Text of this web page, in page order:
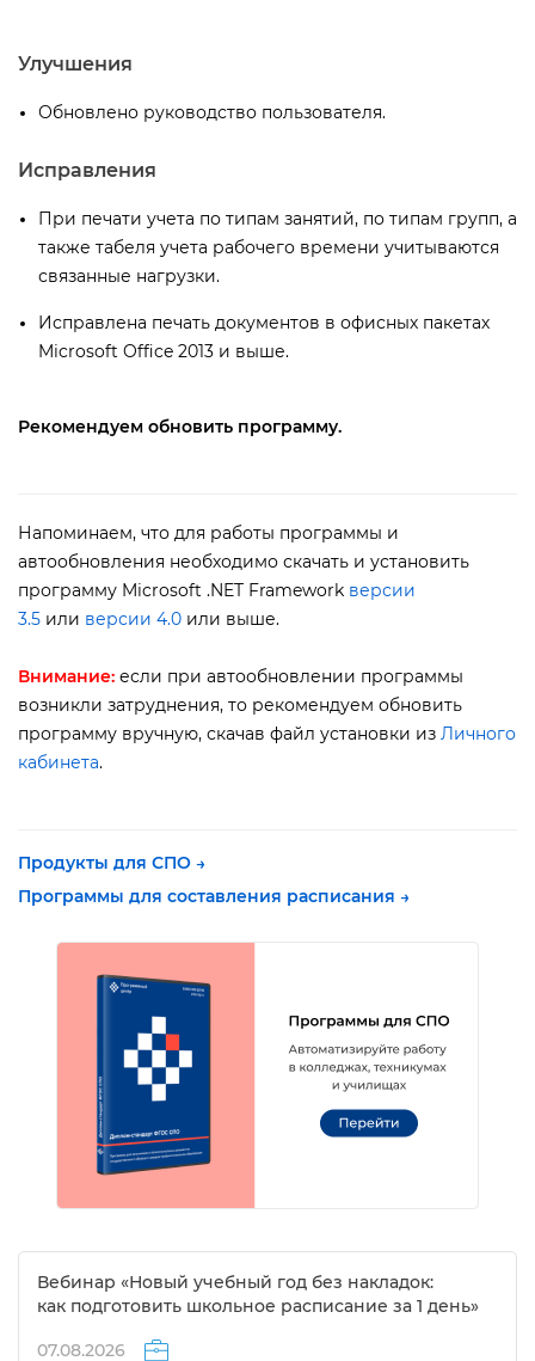
Улучшения
Обновлено руководство пользователя.
Исправления
При печати учета по типам занятий, по типам групп, а
также табеля учета рабочего времени учитываются
связанные нагрузки.
Исправлена печать документов в офисных пакетах
Microsoft Office 2013 и выше.
Рекомендуем обновить программу.
Напоминаем, что для работы программы и
автообновления необходимо скачать и установить
программу Microsoft .NET Framework ерсии
3.5 или ерсии 4.0 или выше.
нимание: если при автообновлении программы
озникли затруднения, то рекомендуем обновить
программу вручную, скачав файл установки из Личного
кабинета.
Продукты для СПО →
Программы для составления расписания →
ебинар «Новый учебный год без накладок:
как подготовить школьное расписание за 1 день»
07.08.2026